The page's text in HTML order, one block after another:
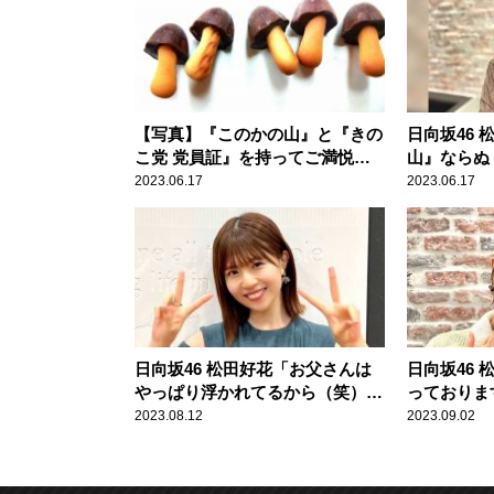
【写真】『このかの山』と『きの
こ党 党員証』を持ってご満悦の
松田好花
2023.06.17
日向坂46
山』なら
元から届
ん」
2023.06.17
日向坂46 松田好花「お父さんは
やっぱり浮かれてるから（笑）」
娘が大きく写ったジャケットの
2023.08.12
日向坂46
っており
出来事に
2023.09.02